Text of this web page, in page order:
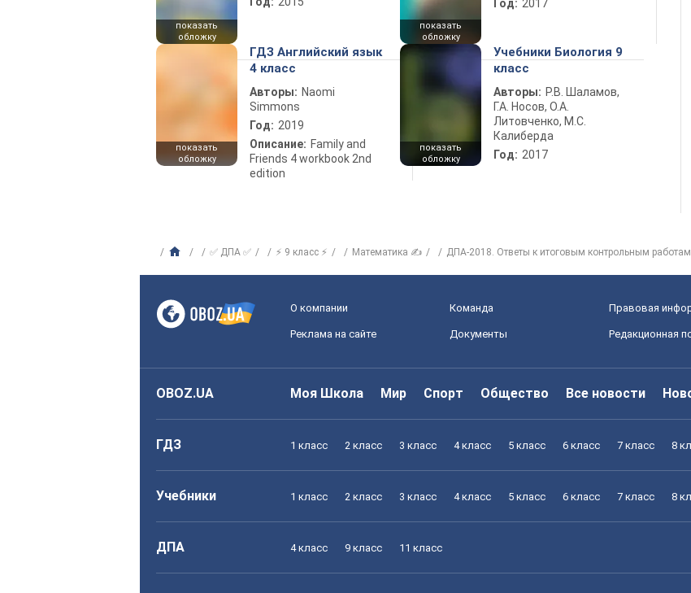
показать
обложку
показать
обложку
Год: 2017
показать
обложку
ГДЗ Английский язык
4 класс
Авторы: Naomi
Simmons
Год: 2019
Описание: Family and
Friends 4 workbook 2nd
edition
показать
обложку
Учебники Биология 9
класс
Авторы: Р.В. Шаламов,
Г.А. Носов, О.А.
Литовченко, М.С.
Калиберда
Год: 2017
✅ ДПА ✅ ⚡ 9 класс ⚡ Математика ✍ ДПА-2018. Ответы к итоговым контрольным
О компании Команда Правовая
Реклама на сайте Документы Редакционная
OBOZ.UA Моя Школа Мир Спорт Общество Все новости
ГДЗ 1 класс 2 класс 3 класс 4 класс 5 класс 6 класс 7 класс 8
Учебники 1 класс 2 класс 3 класс 4 класс 5 класс 6 класс 7 класс 8
ДПА 4 класс 9 класс 11 класс